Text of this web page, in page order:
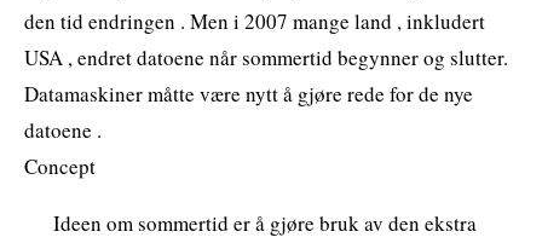
den tid endringen . Men i 2007 mange land , inkludert
USA , endret datoene når sommertid begynner og slutter.
Datamaskiner måtte være nytt å gjøre rede for de nye
datoene .
Concept
Ideen om sommertid er å gjøre bruk av den ekstra